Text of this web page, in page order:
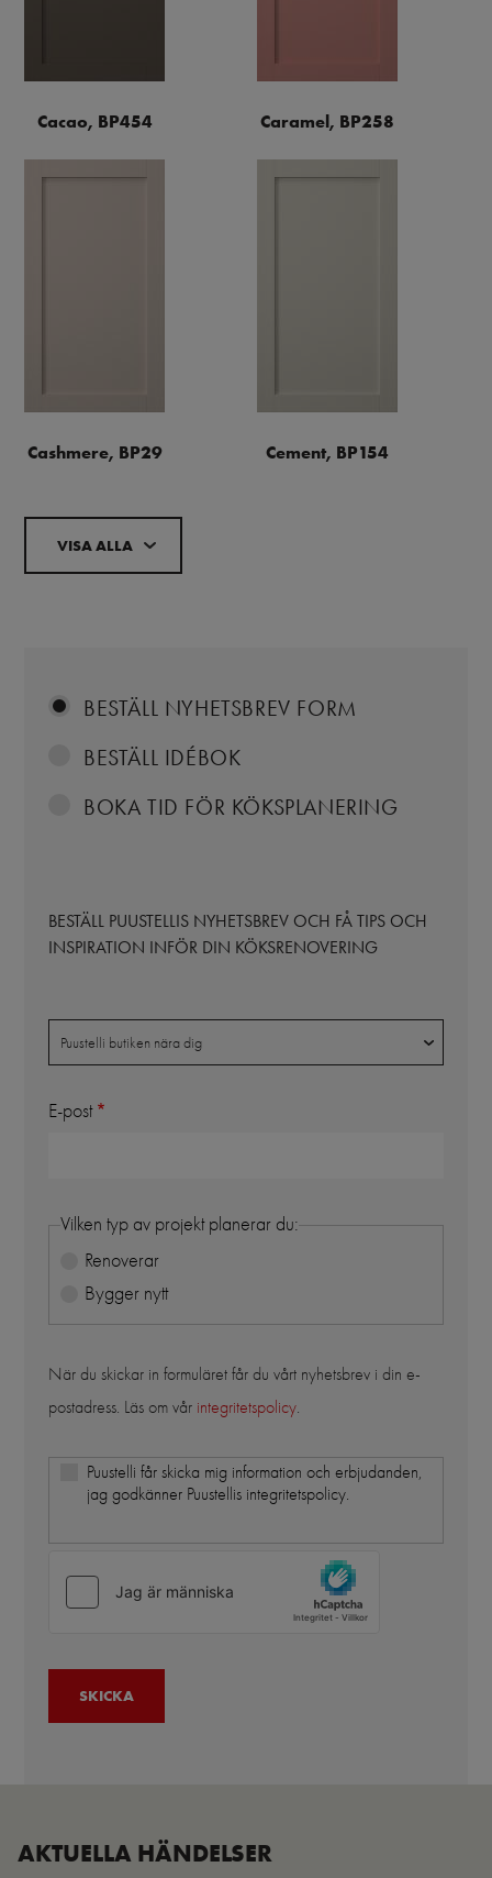
Cacao, BP454 Caramel, BP258
Cashmere, BP29 Cement, BP154
VISA ALLA
BESTÄLL NYHETSBREV FORM
BESTÄLL IDÉBOK
BOKA TID FÖR KÖKSPLANERING
BESTÄLL PUUSTELLIS NYHETSBREV OCH FÅ TIPS OCH
INSPIRATION INFÖR DIN KÖKSRENOVERING
Puustelli butiken nära dig
E-post
Vilken typ av projekt planerar du:
Renoverar
Bygger nytt
När du skickar in formuläret får du vårt nyhetsbrev i din e-
postadress. Läs om vår integritetspolicy
Puustelli får skicka mig information och erbjudanden,
jag godkänner Puustellis integritetspolicy.
AKTUELLA HÄNDELSER